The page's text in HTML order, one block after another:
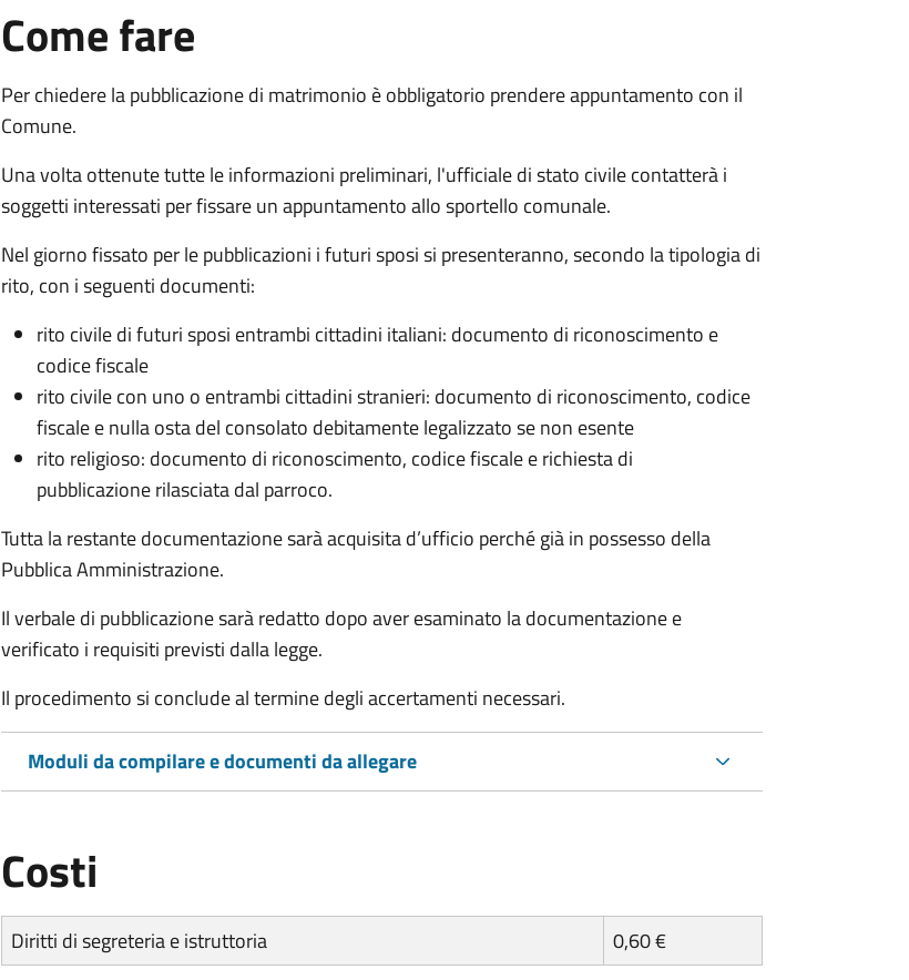
Come fare
Per chiedere la pubblicazione di matrimonio è obbligatorio prendere appuntamento con il
Comune.
Una volta ottenute tutte le informazioni preliminari, l'ufficiale di stato civile contatterà i
soggetti interessati per fissare un appuntamento allo sportello comunale.
Nel giorno fissato per le pubblicazioni i futuri sposi si presenteranno, secondo la tipologia di
rito, con i seguenti documenti:
rito civile di futuri sposi entrambi cittadini italiani: documento di riconoscimento e
codice fiscale
rito civile con uno o entrambi cittadini stranieri: documento di riconoscimento, codice
fiscale e nulla osta del consolato debitamente legalizzato se non esente
rito religioso: documento di riconoscimento, codice fiscale e richiesta di
pubblicazione rilasciata dal parroco.
Tutta la restante documentazione sarà acquisita d’ufficio perché già in possesso della
Pubblica Amministrazione.
Il verbale di pubblicazione sarà redatto dopo aver esaminato la documentazione e
verificato i requisiti previsti dalla legge.
Il procedimento si conclude al termine degli accertamenti necessari.
Moduli da compilare e documenti da allegare
Costi
Diritti di segreteria e istruttoria 0,60 €